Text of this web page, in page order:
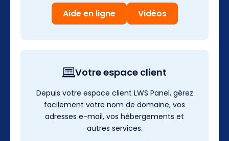
Aide en ligne Vidéos
Votre espace client
Depuis votre espace client LWS Panel, gérez
facilement votre nom de domaine, vos
adresses e-mail, vos hébergements et
autres services.